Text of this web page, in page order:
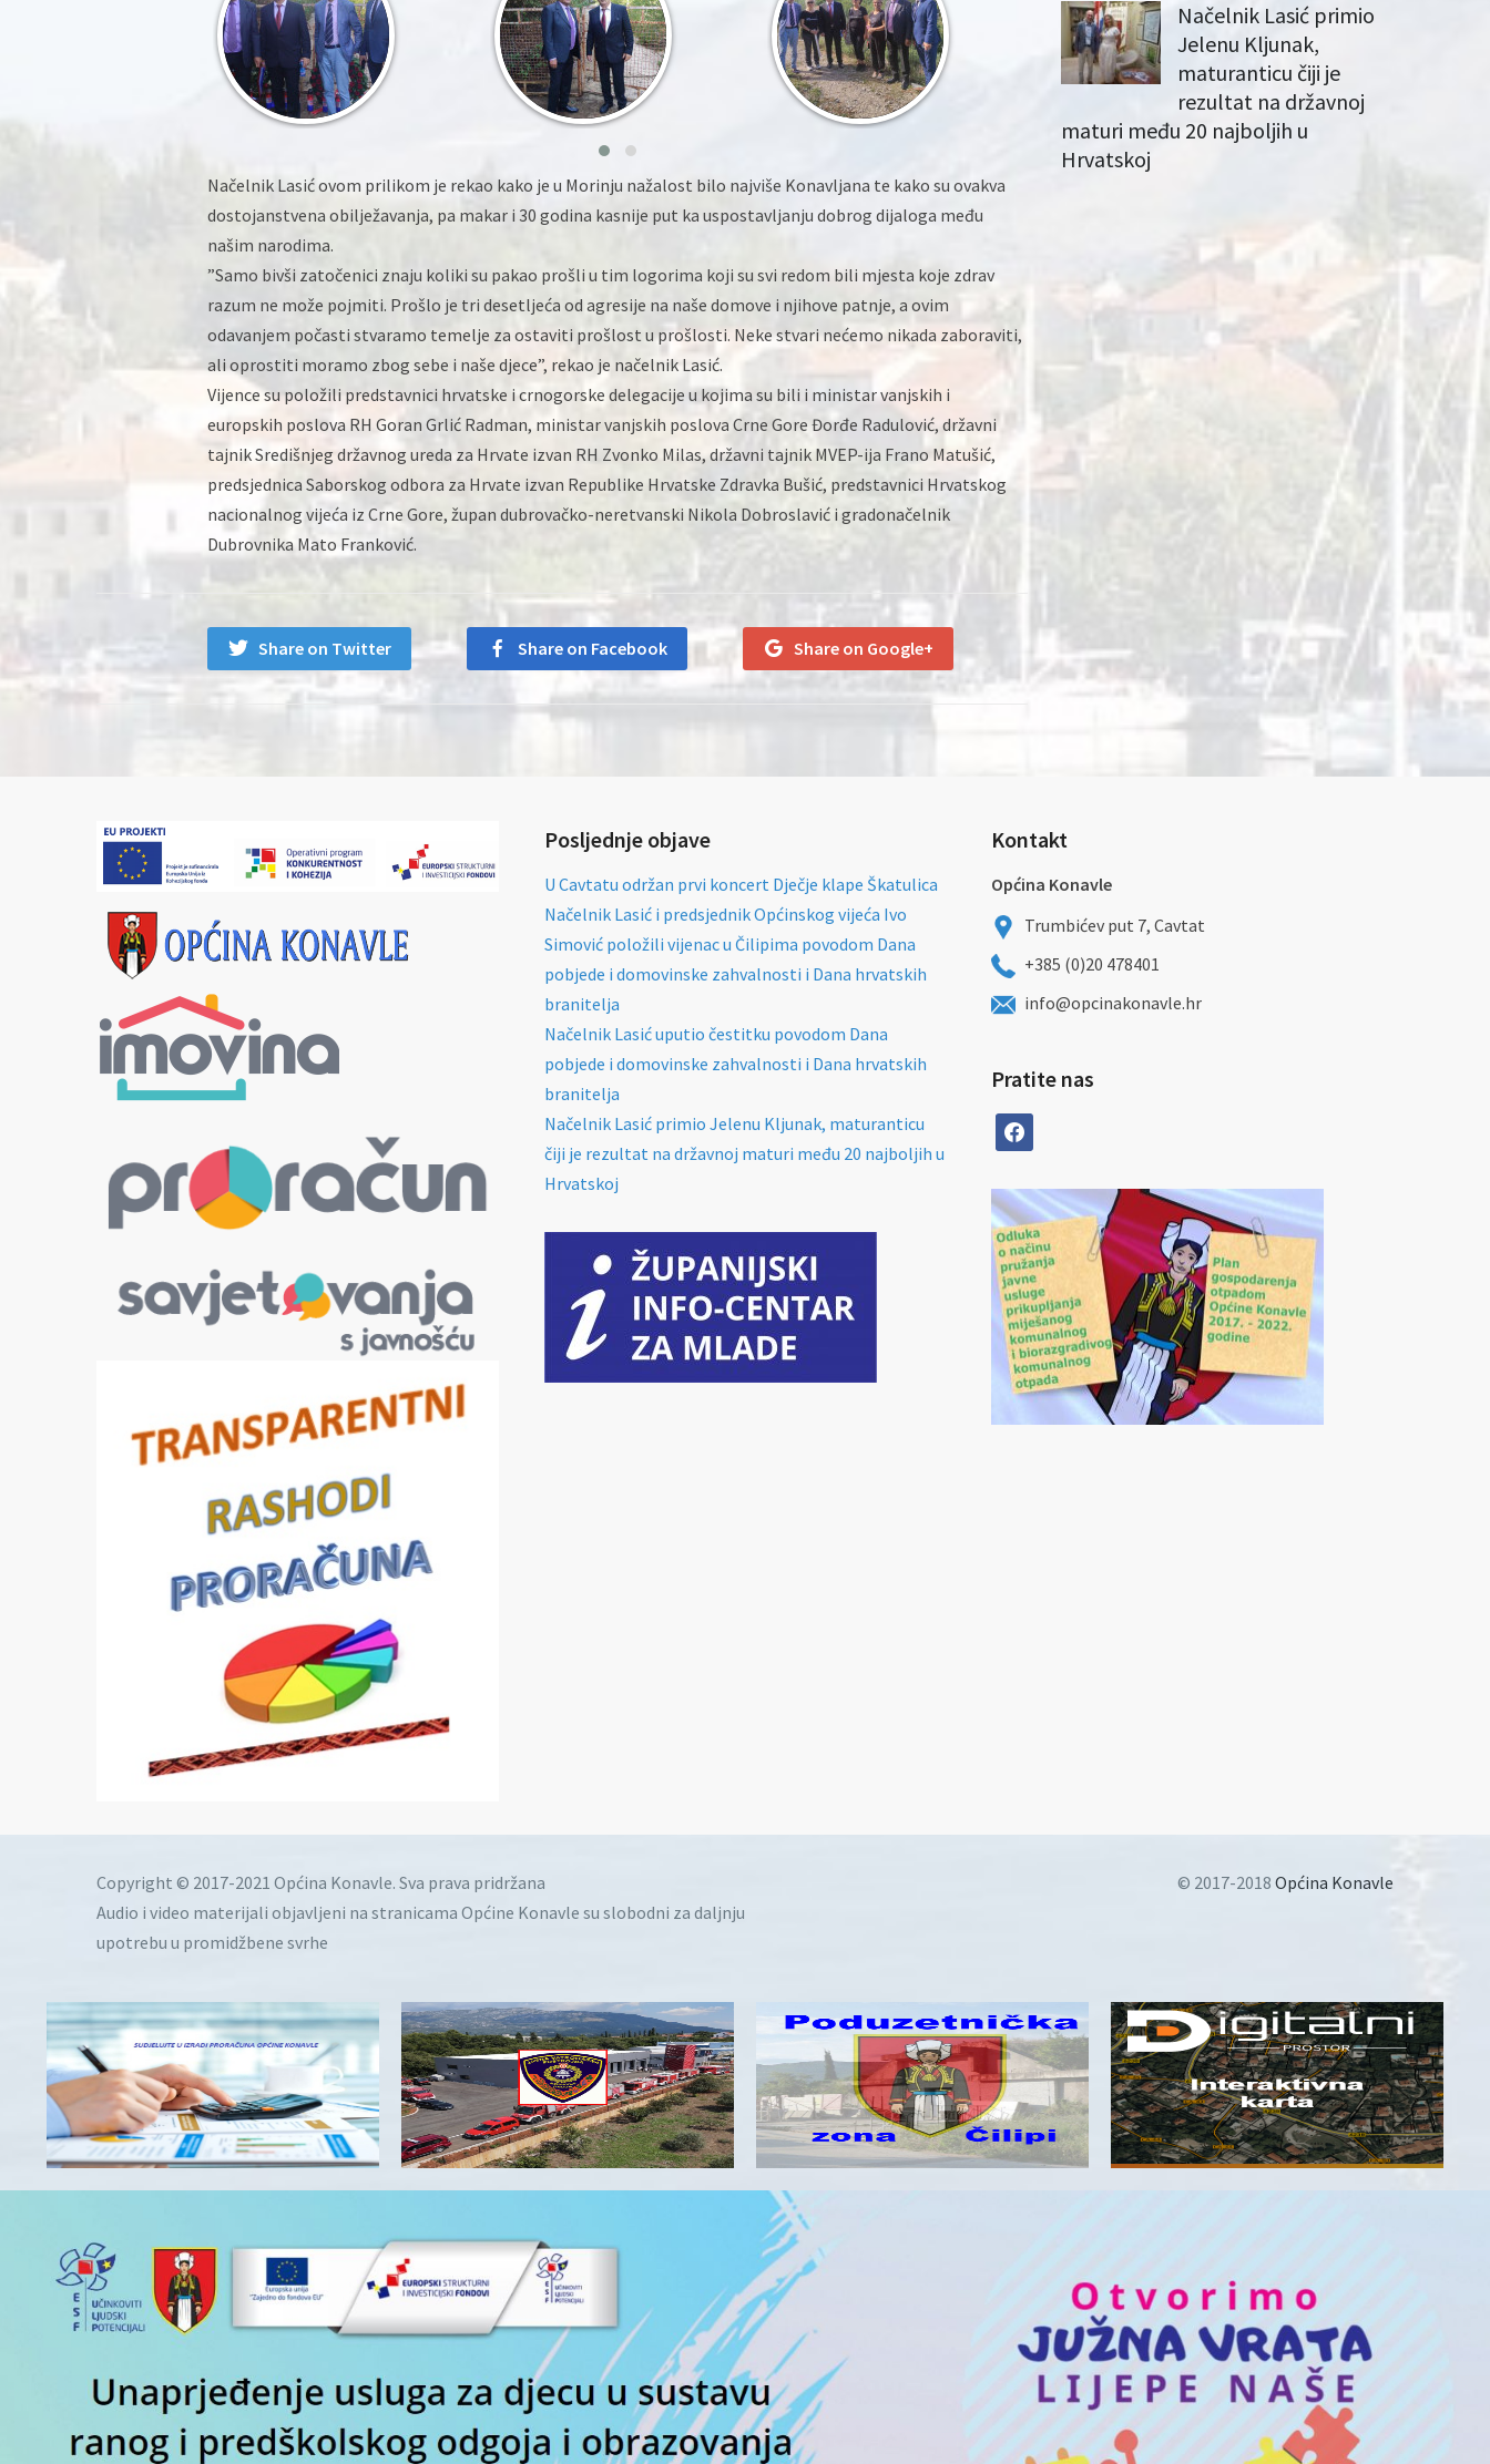
Načelnik Lasić ovom prilikom je rekao kako je u Morinju nažalost bilo najviše Konavljana te kako su ovakva
dostojanstvena obilježavanja, pa makar i 30 godina kasnije put ka uspostavljanju dobrog dijaloga među
našim narodima.
”Samo bivši zatočenici znaju koliki su pakao prošli u tim logorima koji su svi redom bili mjesta koje zdrav
razum ne može pojmiti. Prošlo je tri desetljeća od agresije na naše domove i njihove patnje, a ovim
odavanjem počasti stvaramo temelje za ostaviti prošlost u prošlosti. Neke stvari nećemo nikada zaboraviti,
ali oprostiti moramo zbog sebe i naše djece”, rekao je načelnik Lasić.
Vijence su položili predstavnici hrvatske i crnogorske delegacije u kojima su bili i ministar vanjskih i
europskih poslova RH Goran Grlić Radman, ministar vanjskih poslova Crne Gore Đorđe Radulović, državni
tajnik Središnjeg državnog ureda za Hrvate izvan RH Zvonko Milas, državni tajnik MVEP-ija Frano Matušić,
predsjednica Saborskog odbora za Hrvate izvan Republike Hrvatske Zdravka Bušić, predstavnici Hrvatskog
nacionalnog vijeća iz Crne Gore, župan dubrovačko-neretvanski Nikola Dobroslavić i gradonačelnik
Dubrovnika Mato Franković.
Share on Twitter Share on Facebook Share on Google+
Načelnik Lasić primio
Jelenu Kljunak,
maturanticu čiji je
rezultat na državnoj
maturi među 20 najboljih u
Hrvatskoj
Posljednje objave
U Cavtatu održan prvi koncert Dječje klape Škatulica
Načelnik Lasić i predsjednik Općinskog vijeća Ivo
Simović položili vijenac u Čilipima povodom Dana
pobjede i domovinske zahvalnosti i Dana hrvatskih
branitelja
Načelnik Lasić uputio čestitku povodom Dana
pobjede i domovinske zahvalnosti i Dana hrvatskih
branitelja
Načelnik Lasić primio Jelenu Kljunak, maturanticu
čiji je rezultat na državnoj maturi među 20 najboljih u
Hrvatskoj
Kontakt
Općina Konavle
Trumbićev put 7, Cavtat
+385 (0)20 478401
info@opcinakonavle.hr
Pratite nas
facebook
Copyright © 2017-2021 Općina Konavle. Sva prava pridržana
Audio i video materijali objavljeni na stranicama Općine Konavle su slobodni za daljnju
upotrebu u promidžbene svrhe
© 2017-2018 Općina Konavle